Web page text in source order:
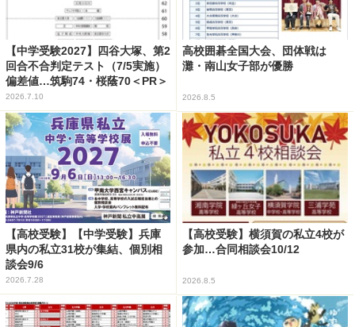
【中学受験2027】四谷大塚、第2
回合不合判定テスト（7/5実施）
偏差値…筑駒74・桜蔭70＜PR＞
2026.7.10
高校囲碁全国大会、団体戦は
灘・南山女子部が優勝
2026.8.5
【高校受験】【中学受験】兵庫
県内の私立31校が集結、個別相
談会9/6
2026.7.28
【高校受験】横須賀の私立4校が
参加…合同相談会10/12
2026.8.5